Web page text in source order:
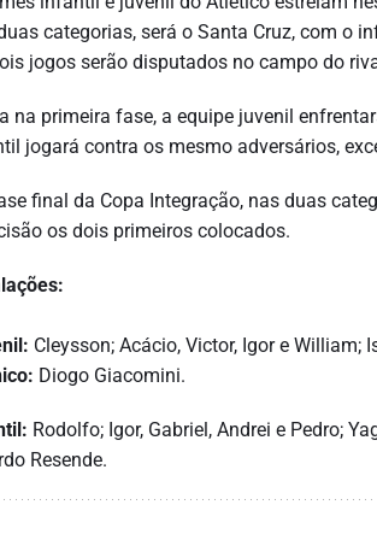
categorias, será o Santa Cruz, com o
jogos serão disputados no campo do
na primeira fase, a equipe juvenil
jogará contra os mesmo adversários,
final da Copa Integração, nas duas
os dois primeiros colocados.
Cleysson; Acácio, Victor, Igor e William;
Diogo Giacomini.
Rodolfo; Igor, Gabriel, Andrei e Pedro;
Resende.